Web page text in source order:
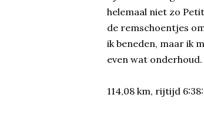
helemaal niet zo
de remschoentjes
ik beneden, maar ik
even wat onderhoud.
114,08 km, rijtijd